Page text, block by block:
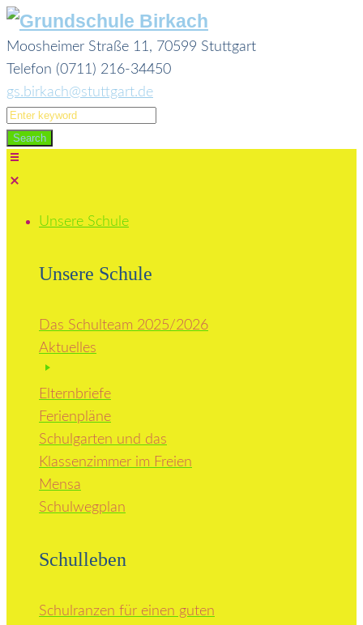
Skip
to
content
Moosheimer Straße 11, 70599 Stuttgart
Telefon (0711) 216-34450
gs.birkach@stuttgart.de
Search
for:
Search
Unsere Schule
Unsere Schule
Das Schulteam 2025/2026
Aktuelles
Elternbriefe
Ferienpläne
Schulgarten und das
Klassenzimmer im Freien
Mensa
Schulwegplan
Schulleben
Schulranzen für einen guten